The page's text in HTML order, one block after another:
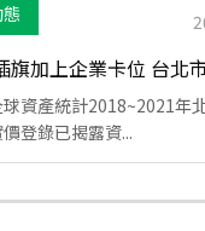
旗加上企業卡位 台北
資產統計2018~2021年
登錄已揭露資...